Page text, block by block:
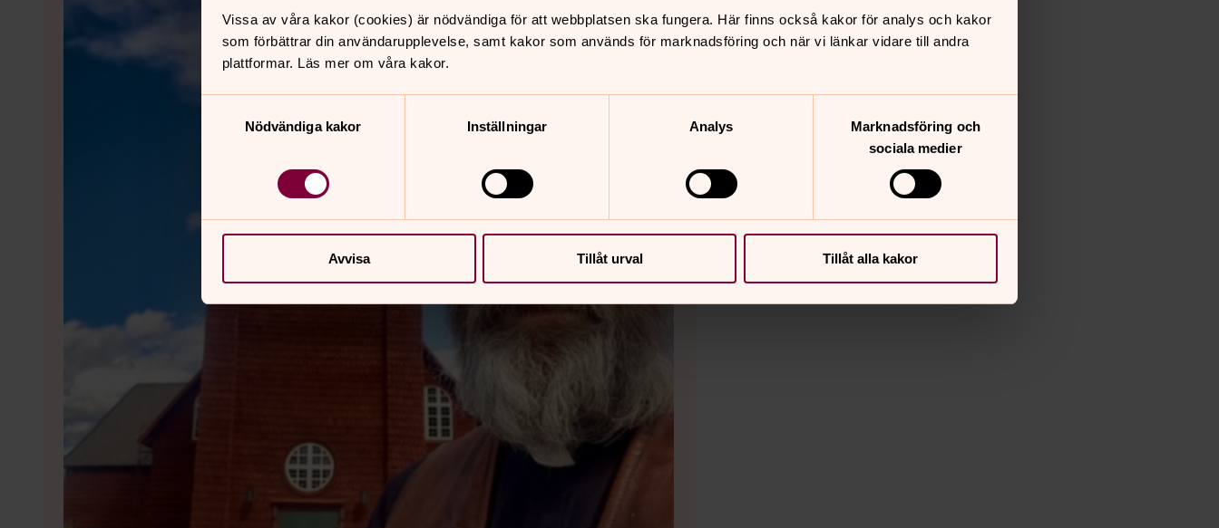
Vissa av våra kakor (cookies) är nödvändiga för att webbplatsen ska fungera. Här finns också kakor för analys och kakor
som förbättrar din användarupplevelse, samt kakor som används för marknadsföring och när vi länkar vidare till andra
plattformar. Läs mer om våra kakor.
Nödvändiga kakor
Inställningar Analys
Marknadsföring och
sociala medier
Avvisa Tillåt urval Tillåt alla kakor